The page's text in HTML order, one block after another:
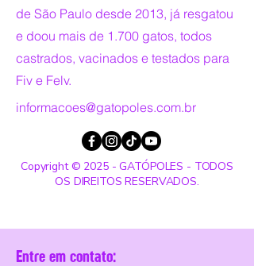
de São Paulo desde 2013, já resgatou
e doou mais de 1.700 gatos, todos
castrados, vacinados e testados para
Fiv e Felv.
informacoes@gatopoles.com.br
Copyright © 2025 - GATÓPOLES - TODOS
OS DIREITOS RESERVADOS.
Entre em contato: